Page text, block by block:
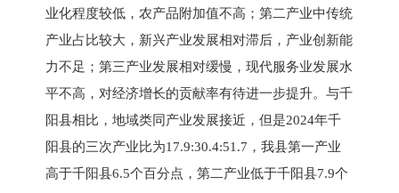
业化程度较低，农产品附加值不高；第二产业中传统
产业占比较大，新兴产业发展相对滞后，产业创新能
力不足；第三产业发展相对缓慢，现代服务业发展水
平不高，对经济增长的贡献率有待进一步提升。与千
阳县相比，地域类同产业发展接近，但是2024年千
阳县的三次产业比为17.9:30.4:51.7，我县第一产业
高于千阳县6.5个百分点，第二产业低于千阳县7.9个